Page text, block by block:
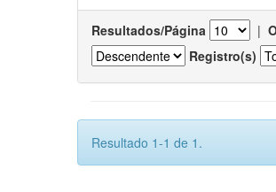
Resultados/Página |
Registro(s)
Resultado 1-1 de 1.